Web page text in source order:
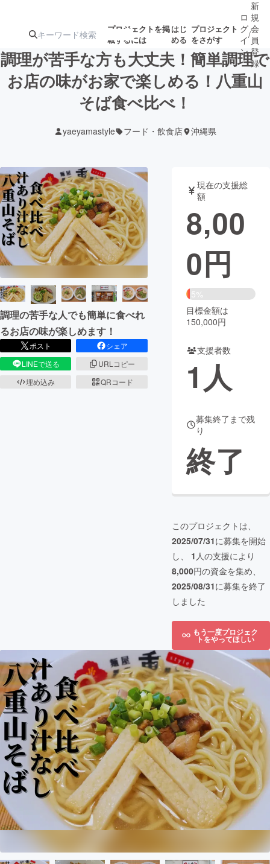
プロジェクトを掲
載するには
はじ
める
プロジェクト
をさがす
注目のリ 注目の新着プロ
ジェクト
募集終了が近いプ
テクノロジー・ガジェット
映像・映画 書籍・雑誌
ビジネス・起業 チャレンジ
まちづくり・地域活性化
CAMPFIRE for Social Good
CAMPFIRE Creation
CAMPFIREふるさと納税
machi-ya コミュニティ
ロ
グ
イ
ン
/
新
規
会
員
登
録
調理が苦手な方も大丈夫！簡単調理で
お店の味がお家で楽しめる！八重山
そば食べ比べ！
yaeyamastyle フード・飲食店 沖縄県
調理の苦手な人でも簡単に食べれ
るお店の味が楽しめます！
ポスト
シェア
LINEで送る
URLコピー
埋め込み
QRコード
現在の支援総
額
8,00
0円
5%
目標金額は
150,000円
支援者数
1人
募集終了まで残
り
終了
このプロジェクトは、
2025/07/31に募集を開始
し、 1 人の支援により
8,000円の資金を集め、
2025/08/31に募集を終了
しました
もう一度プロジェク
トをやってほしい